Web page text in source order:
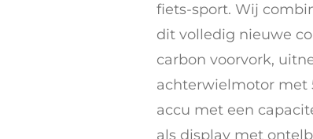
fiets-sport. Wij
dit volledig nieuwe
carbon voorvork,
achterwielmotor met
accu met een
als display met